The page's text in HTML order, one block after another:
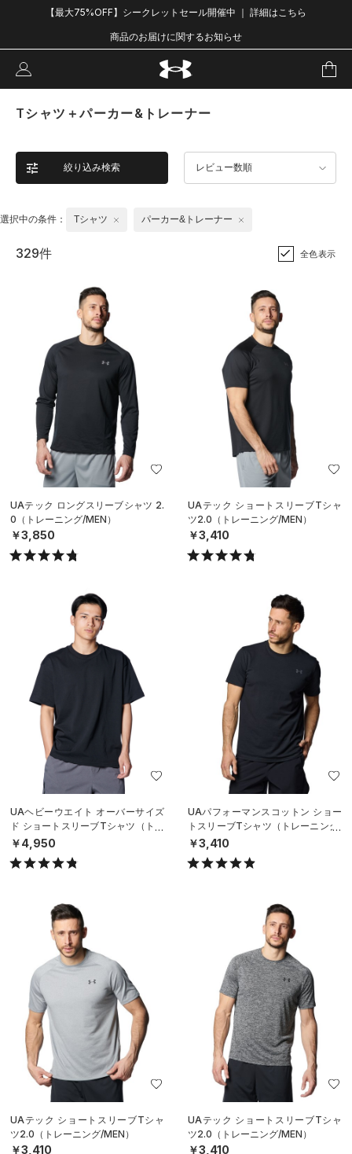
【最大75%OFF】シークレットセール開催中 ｜ 詳細はこちら
商品のお届けに関するお知らせ
Tシャツ＋パーカー&トレーナー
絞り込み検索 レビュー数順
選択中の条件： Tシャツ パーカー&トレーナー
329件 全色表示
UAテック ロングスリーブシャツ 2.
0（トレーニング/MEN）
￥3,850
UAテック ショートスリーブTシャ
ツ2.0（トレーニング/MEN）
￥3,410
UAヘビーウエイト オーバーサイズ
ド ショートスリーブTシャツ（トレ
ーニング/MEN）
￥4,950
UAパフォーマンスコットン ショー
トスリーブTシャツ（トレーニング/
MEN）
￥3,410
UAテック ショートスリーブTシャ
ツ2.0（トレーニング/MEN）
￥3,410
UAテック ショートスリーブTシャ
ツ2.0（トレーニング/MEN）
￥3,410